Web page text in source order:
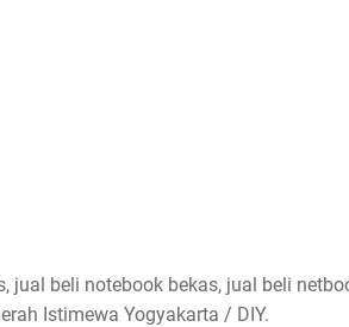
beli notebook bekas, jual beli
Istimewa Yogyakarta / DIY.